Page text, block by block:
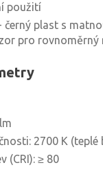
použití
černý plast s
pro rovnoměrný
2700 K (teplé
(CRI): ≥ 80